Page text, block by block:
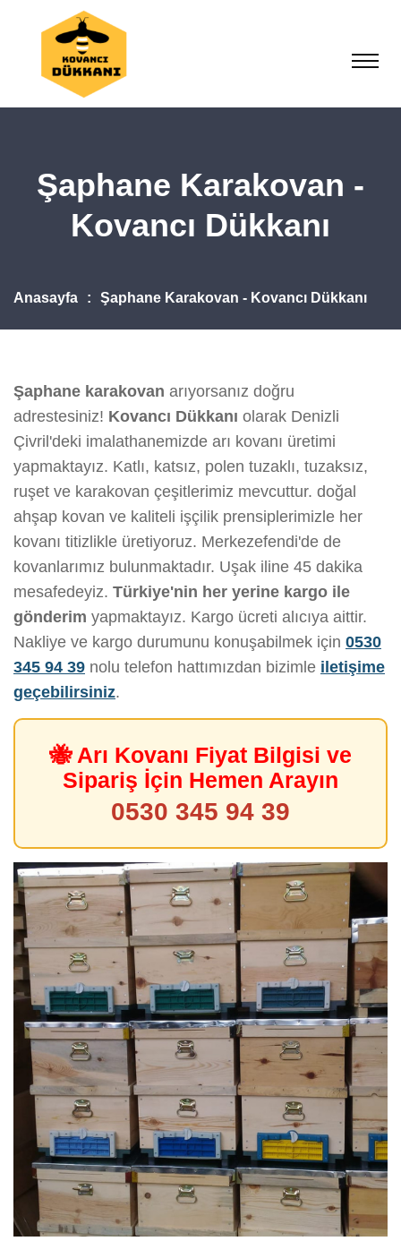
Şaphane Karakovan -
Kovancı Dükkanı
Anasayfa Şaphane Karakovan - Kovancı Dükkanı
Şaphane karakovan arıyorsanız doğru
adrestesiniz! Kovancı Dükkanı olarak Denizli
Çivril'deki imalathanemizde arı kovanı üretimi
yapmaktayız. Katlı, katsız, polen tuzaklı, tuzaksız,
ruşet ve karakovan çeşitlerimiz mevcuttur. doğal
ahşap kovan ve kaliteli işçilik prensiplerimizle her
kovanı titizlikle üretiyoruz. Merkezefendi'de de
kovanlarımız bulunmaktadır. Uşak iline 45 dakika
mesafedeyiz. Türkiye'nin her yerine kargo ile
gönderim yapmaktayız. Kargo ücreti alıcıya aittir.
Nakliye ve kargo durumunu konuşabilmek için 0530
345 94 39 nolu telefon hattımızdan bizimle iletişime
geçebilirsiniz.
🐝 Arı Kovanı Fiyat Bilgisi ve
Sipariş İçin Hemen Arayın
0530 345 94 39